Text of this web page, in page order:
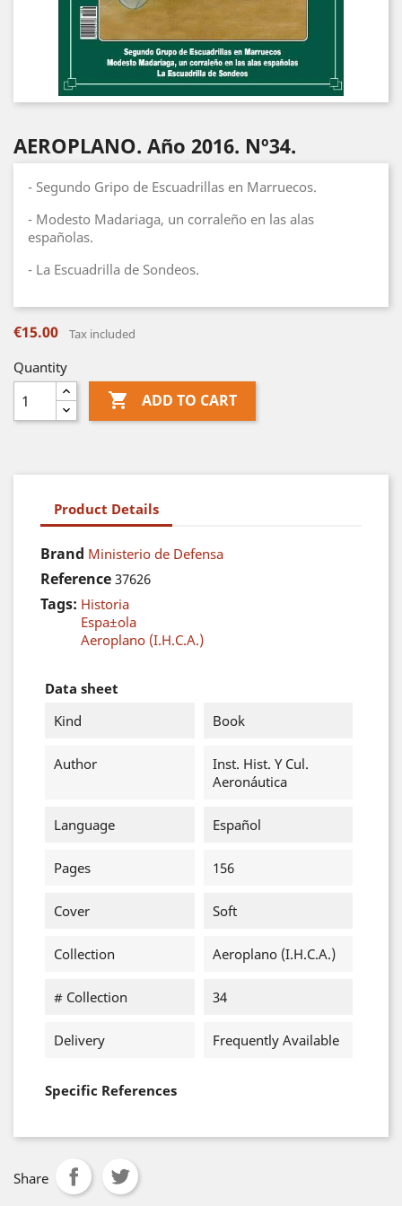
AEROPLANO. Año 2016. Nº34.
- Segundo Gripo de Escuadrillas en Marruecos.
- Modesto Madariaga, un corraleño en las alas
españolas.
- La Escuadrilla de Sondeos.
€15.00 Tax included
Quantity
 ADD TO CART
Product Details
Brand Ministerio de Defensa
Reference 37626
Tags: Historia
Espa±ola
Aeroplano (I.H.C.A.)
Data sheet
Kind
Book
Author
Inst. Hist. Y Cul.
Aeronáutica
Language Español
Pages 156
Cover Soft
Collection Aeroplano (I.H.C.A.)
# Collection 34
Delivery Frequently Available
Specific References
Share